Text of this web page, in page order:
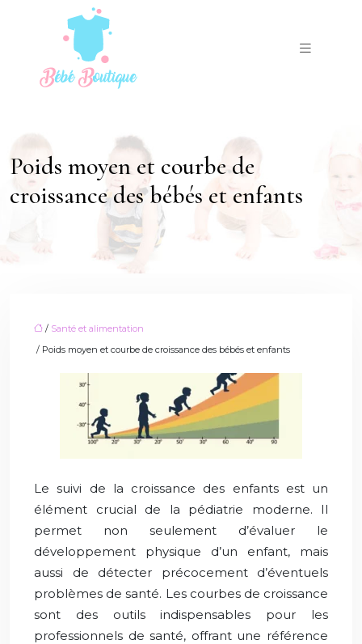
Poids moyen et courbe de
croissance des bébés et enfants
/ Santé et alimentation
/ Poids moyen et courbe de croissance des bébés et enfants
Le suivi de la croissance des enfants est un
élément crucial de la pédiatrie moderne. Il
permet non seulement d’évaluer le
développement physique d’un enfant, mais
aussi de détecter précocement d’éventuels
problèmes de santé. Les courbes de croissance
sont des outils indispensables pour les
professionnels de santé, offrant une référence